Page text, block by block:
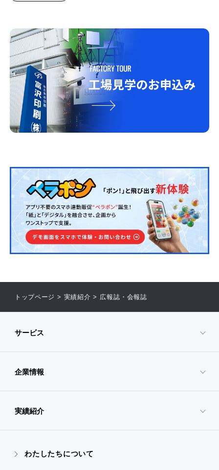
トップページ > 実績紹介 > 広報誌・会報誌
サービス
- サービスTOP
- 映像・動画制作
企業情報
- 企業情報TOP
- ごあいさつ
実績紹介
- 実績紹介TOP
わたしたちについて